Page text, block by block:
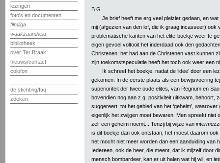
lezingen
foto's en documenten
filmliga
waakzaamheid
bibliotheek
over Ter Braak
nieuws/contact
colofon
de stichting/faq
zoeken
B.G.
Je brief heeft me erg veel pleizier gedaan, en
mij (afgezien van den lof, die ik graag incasseer) ook
problematische kanten van het elite-boekje weer te
eigen gevoel voltooit het inderdaad ook den
Christenen; het had aan de Christenen vast kunnen
zijn toekomstspeculatie heeft het toch ook weer een
Ik schreef het boekje, nadat de ‘idee’ door een
gekomen. In de eerste plaats als een bewijsvoering
superioriteit der twee oude elites, van Regnum en
bovendien nog aan z.g. positiviteit uitkwam, behoort,
suggereert, tot het gebied van het ‘geheim’, waarover
eigenlijk het zwijgen moet bewaren. Men spreekt niet
zelf een geheim noemt... Tenzij bij wijze van
is dit boekje dan ook ontstaan; het moest daarom
het mocht niet meer worden dan een aanduiding van
Iedereen, ook de heer, die meent, dat ik mijzelf door
mensch bombardeer, kan er uit halen wat hij wil, en